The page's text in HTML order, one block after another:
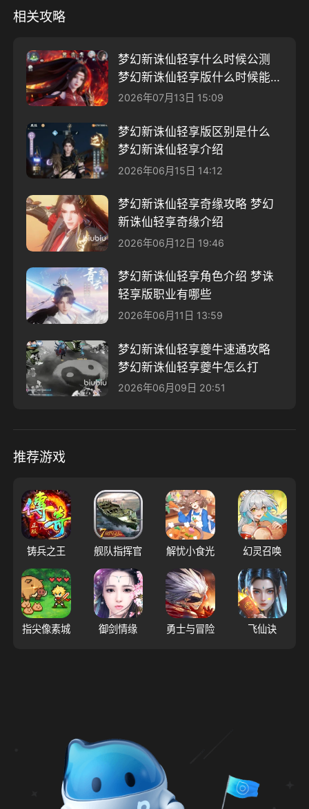
相关攻略
梦幻新诛仙轻享什么时候公测
梦幻新诛仙轻享版什么时候能上
线介绍
2026年07月13日 15:09
梦幻新诛仙轻享版区别是什么
梦幻新诛仙轻享介绍
2026年06月15日 14:12
梦幻新诛仙轻享奇缘攻略 梦幻
新诛仙轻享奇缘介绍
2026年06月12日 19:46
梦幻新诛仙轻享角色介绍 梦诛
轻享版职业有哪些
2026年06月11日 13:59
梦幻新诛仙轻享夔牛速通攻略
梦幻新诛仙轻享夔牛怎么打
2026年06月09日 20:51
推荐游戏
铸兵之王 舰队指挥官 解忧小食光 幻灵召唤
指尖像素城 御剑情缘 勇士与冒险 飞仙诀